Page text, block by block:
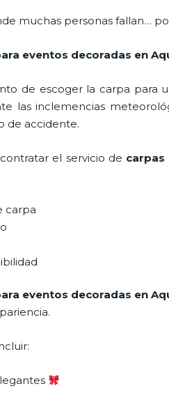
muchas personas fallan…
eventos decoradas en
de escoger la carpa para
las inclemencias
de accidente.
el servicio de carpas
carpa
eventos decoradas en